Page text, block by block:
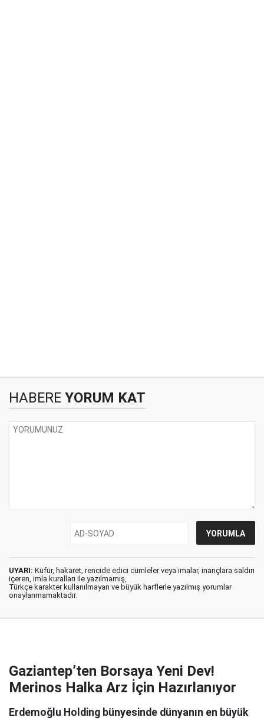
HABERE YORUM KAT
UYARI: Küfür, hakaret, rencide edici cümleler veya imalar, inançlara saldırı
içeren, imla kuralları ile yazılmamış,
Türkçe karakter kullanılmayan ve büyük harflerle yazılmış yorumlar
onaylanmamaktadır.
Gaziantep’ten Borsaya Yeni Dev!
Merinos Halka Arz İçin Hazırlanıyor
Erdemoğlu Holding bünyesinde dünyanın en büyük